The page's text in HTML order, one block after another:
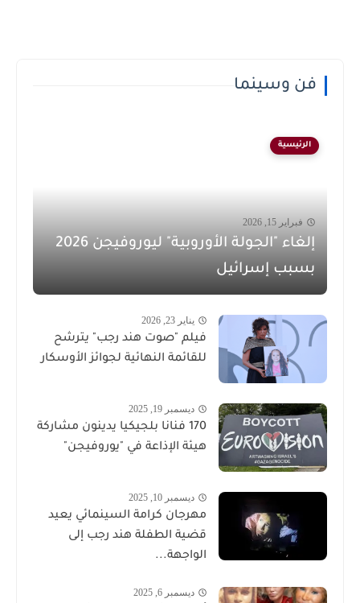
فن وسينما
الرئيسية
فبراير 15, 2026
إلغاء "الجولة الأوروبية" ليوروفيجن 2026
بسبب إسرائيل
يناير 23, 2026
فيلم "صوت هند رجب" يترشح
للقائمة النهائية لجوائز الأوسكار
ديسمبر 19, 2025
170 فنانا بلجيكيا يدينون مشاركة
هيئة الإذاعة في "يوروفيجن"
ديسمبر 10, 2025
مهرجان كرامة السينمائي يعيد
قضية الطفلة هند رجب إلى
الواجهة...
ديسمبر 6, 2025